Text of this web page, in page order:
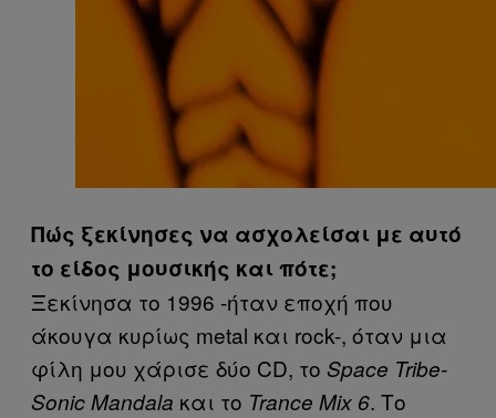
Πώς ξεκίνησες να ασχολείσαι με αυτό
το είδος μουσικής και πότε;
Ξεκίνησα το 1996 -ήταν εποχή που
άκουγα κυρίως metal και rock-, όταν μια
φίλη μου χάρισε δύο CD, το Space Tribe-
Sonic Mandala και το Trance Mix 6. Το